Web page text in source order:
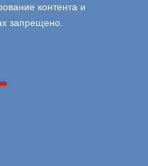
контента и
запрещено.